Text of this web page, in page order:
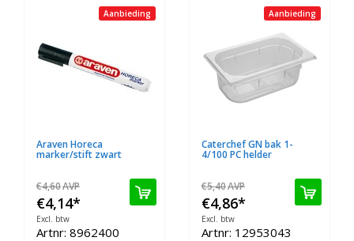
Aanbieding
Araven Horeca
marker/stift zwart
€4,60AVP
€4,14*
Excl. btw
Artnr: 8962400
Aanbieding
Caterchef GN bak 1-
4/100 PC helder
€5,40AVP
€4,86*
Excl. btw
Artnr: 12953043